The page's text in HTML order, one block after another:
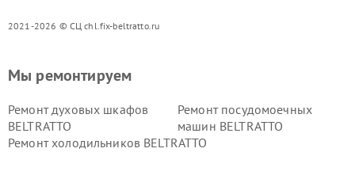
2021-2026 © СЦ chl.fix-beltratto.ru
Мы ремонтируем
Ремонт духовых шкафов
BELTRATTO
Ремонт посудомоечных
машин BELTRATTO
Ремонт холодильников BELTRATTO